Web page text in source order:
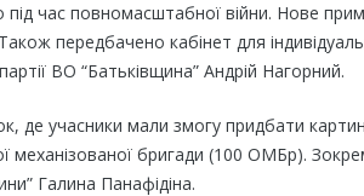
час повномасштабної війни. Нове
передбачено кабінет для
ВО “Батьківщина” Андрій Нагорний.
де учасники мали змогу придбати
механізованої бригади (100 ОМБр).
Галина Панафідіна.